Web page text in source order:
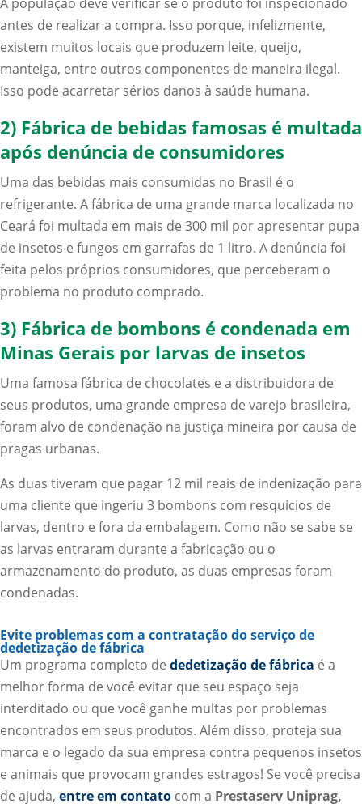
antes de realizar a compra. Isso porque, infelizmente,
existem muitos locais que produzem leite, queijo,
manteiga, entre outros componentes de maneira ilegal.
Isso pode acarretar sérios danos à saúde humana.
2) Fábrica de bebidas famosas é multada
após denúncia de consumidores
Uma das bebidas mais consumidas no Brasil é o
refrigerante. A fábrica de uma grande marca localizada no
Ceará foi multada em mais de 300 mil por apresentar pupa
de insetos e fungos em garrafas de 1 litro. A denúncia foi
feita pelos próprios consumidores, que perceberam o
problema no produto comprado.
3) Fábrica de bombons é condenada em
Minas Gerais por larvas de insetos
Uma famosa fábrica de chocolates e a distribuidora de
seus produtos, uma grande empresa de varejo brasileira,
foram alvo de condenação na justiça mineira por causa de
pragas urbanas.
As duas tiveram que pagar 12 mil reais de indenização para
uma cliente que ingeriu 3 bombons com resquícios de
larvas, dentro e fora da embalagem. Como não se sabe se
as larvas entraram durante a fabricação ou o
armazenamento do produto, as duas empresas foram
condenadas.
Evite problemas com a contratação do serviço de
dedetização de fábrica
Um programa completo de dedetização de fábrica é a
melhor forma de você evitar que seu espaço seja
interditado ou que você ganhe multas por problemas
encontrados em seus produtos. Além disso, proteja sua
marca e o legado da sua empresa contra pequenos insetos
e animais que provocam grandes estragos! Se você precisa
de ajuda, entre em contato com a Prestaserv Uniprag,